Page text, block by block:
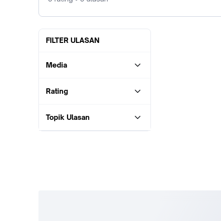
FILTER ULASAN
Media
Rating
Topik Ulasan